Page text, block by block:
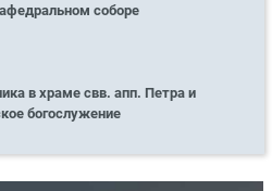
соборе
в храме свв. апп. Петра и
богослужение